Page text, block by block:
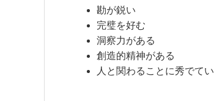
勘が鋭い
完璧を好む
洞察力がある
創造的精神がある
人と関わることに秀でて